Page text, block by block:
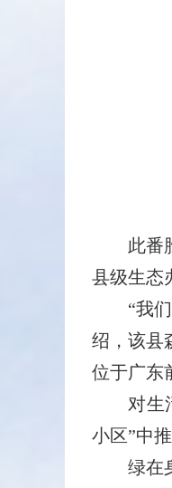
此番胜
县级生态
“我们
绍，该县
位于广东
对生活
小区”中
绿在身